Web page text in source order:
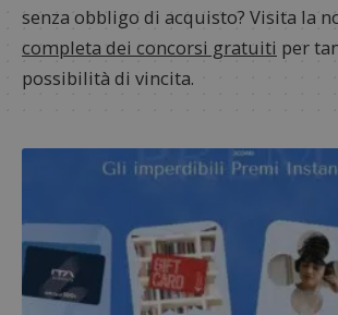
senza obbligo di acquisto? Visita la
completa dei concorsi gratuiti per
possibilità di vincita.